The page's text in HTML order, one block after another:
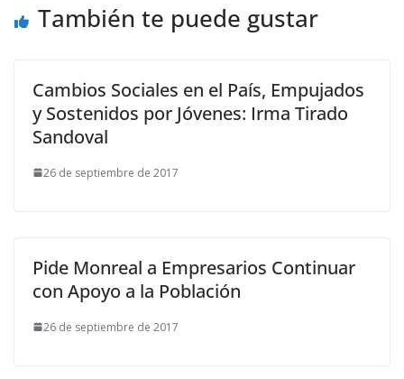
También te puede gustar
Cambios Sociales en el País, Empujados
y Sostenidos por Jóvenes: Irma Tirado
Sandoval
26 de septiembre de 2017
Pide Monreal a Empresarios Continuar
con Apoyo a la Población
26 de septiembre de 2017